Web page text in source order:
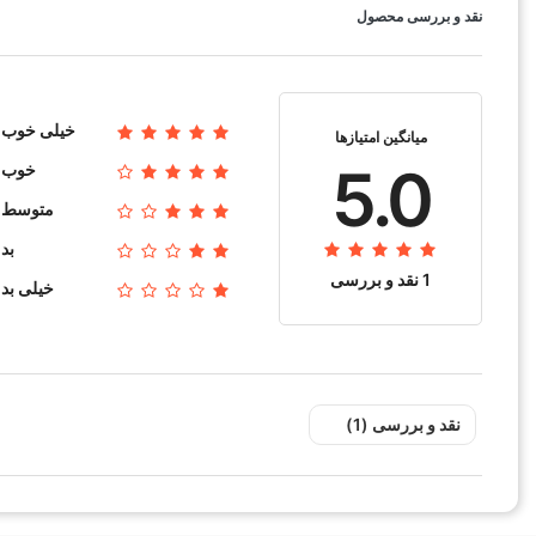
نقد و بررسی محصول
میانگین امتیازها
5.0
1 نقد و بررسی
خیلی خوب
خوب
متوسط
بد
خیلی بد
نقد و بررسی‌‌ (1)